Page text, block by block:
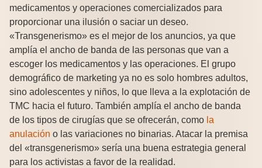
medicamentos y operaciones comercializados para
proporcionar una ilusión o saciar un deseo.
«Transgenerismo» es el mejor de los anuncios, ya que
amplía el ancho de banda de las personas que van a
escoger los medicamentos y las operaciones. El grupo
demográfico de marketing ya no es solo hombres adultos,
sino adolescentes y niños, lo que lleva a la explotación de
TMC hacia el futuro. También amplía el ancho de banda
de los tipos de cirugías que se ofrecerán, como la
anulación o las variaciones no binarias. Atacar la premisa
del «transgenerismo» sería una buena estrategia general
para los activistas a favor de la realidad.